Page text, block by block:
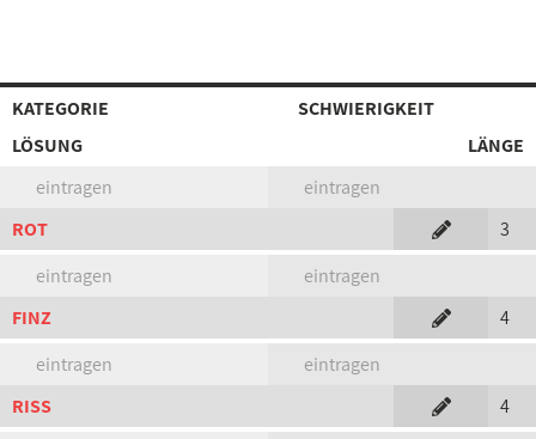
KATEGORIE
SCHWIERIGKEIT
LÖSUNG
LÄNGE
eintragen
eintragen
ROT
3
eintragen
eintragen
FINZ
4
eintragen
eintragen
RISS
4